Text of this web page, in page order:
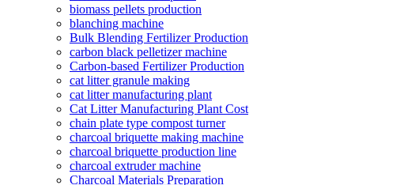
biomass pellets production
blanching machine
Bulk Blending Fertilizer Production
carbon black pelletizer machine
Carbon-based Fertilizer Production
cat litter granule making
cat litter manufacturing plant
Cat Litter Manufacturing Plant Cost
chain plate type compost turner
charcoal briquette making machine
charcoal briquette production line
charcoal extruder machine
Charcoal Materials Preparation